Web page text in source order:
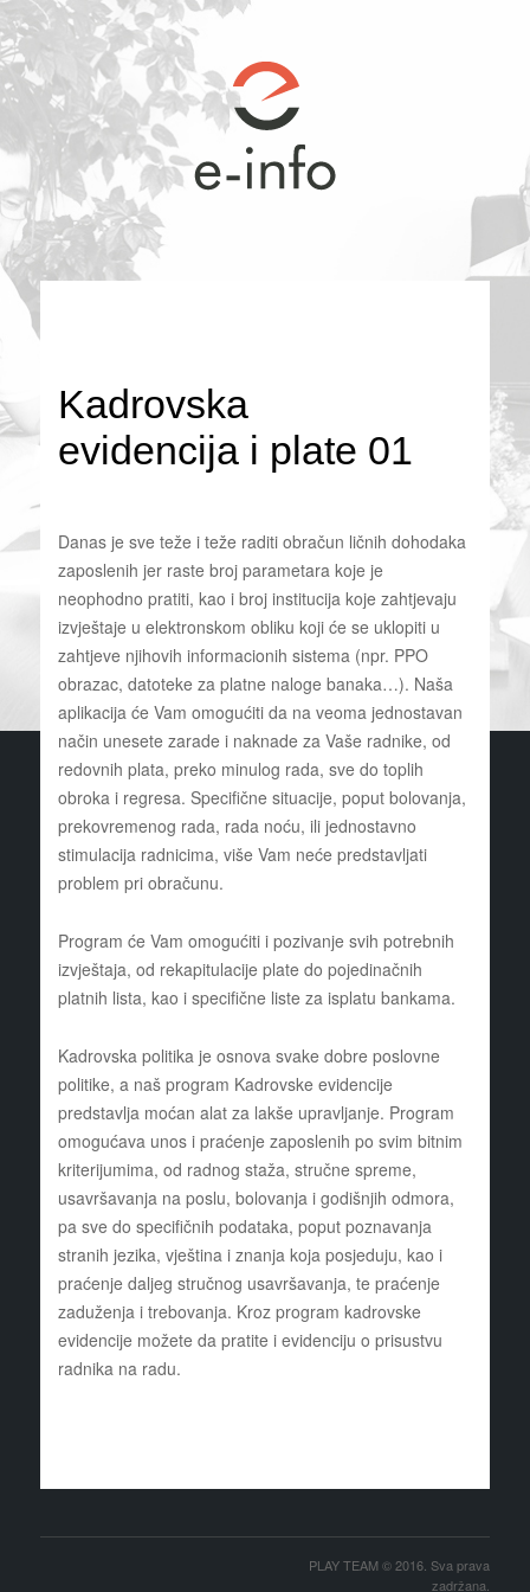
Kadrovska
evidencija i plate 01
Danas je sve teže i teže raditi obračun ličnih dohodaka
zaposlenih jer raste broj parametara koje je
neophodno pratiti, kao i broj institucija koje zahtjevaju
izvještaje u elektronskom obliku koji će se uklopiti u
zahtjeve njihovih informacionih sistema (npr. PPO
obrazac, datoteke za platne naloge banaka…). Naša
aplikacija će Vam omogućiti da na veoma jednostavan
način unesete zarade i naknade za Vaše radnike, od
redovnih plata, preko minulog rada, sve do toplih
obroka i regresa. Specifične situacije, poput bolovanja,
prekovremenog rada, rada noću, ili jednostavno
stimulacija radnicima, više Vam neće predstavljati
problem pri obračunu.
Program će Vam omogućiti i pozivanje svih potrebnih
izvještaja, od rekapitulacije plate do pojedinačnih
platnih lista, kao i specifične liste za isplatu bankama.
Kadrovska politika je osnova svake dobre poslovne
politike, a naš program Kadrovske evidencije
predstavlja moćan alat za lakše upravljanje. Program
omogućava unos i praćenje zaposlenih po svim bitnim
kriterijumima, od radnog staža, stručne spreme,
usavršavanja na poslu, bolovanja i godišnjih odmora,
pa sve do specifičnih podataka, poput poznavanja
stranih jezika, vještina i znanja koja posjeduju, kao i
praćenje daljeg stručnog usavršavanja, te praćenje
zaduženja i trebovanja. Kroz program kadrovske
evidencije možete da pratite i evidenciju o prisustvu
radnika na radu.
PLAY TEAM © 2016. Sva prava
zadržana.